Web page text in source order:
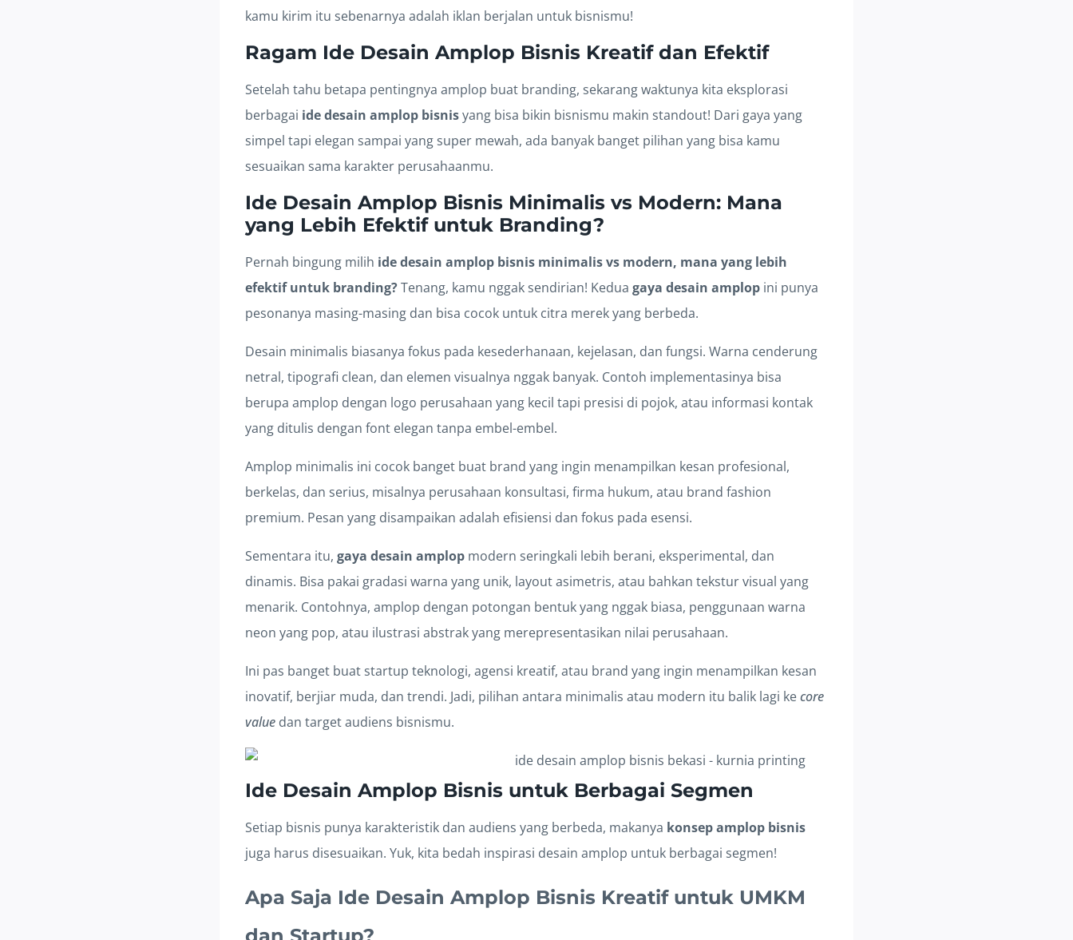
kamu kirim itu sebenarnya adalah iklan berjalan untuk bisnismu!
Ragam Ide Desain Amplop Bisnis Kreatif dan Efektif
Setelah tahu betapa pentingnya amplop buat branding, sekarang waktunya kita eksplorasi
berbagai ide desain amplop bisnisyang bisa bikin bisnismu makin standout! Dari gaya yang
simpel tapi elegan sampai yang super mewah, ada banyak banget pilihan yang bisa kamu
sesuaikan sama karakter perusahaanmu.
Ide Desain Amplop Bisnis Minimalis vs Modern: Mana
yang Lebih Efektif untuk Branding?
Pernah bingung milih ide desain amplop bisnis minimalis vs modern, mana yang lebih
efektif untuk branding?Tenang, kamu nggak sendirian! Kedua gaya desain amplop ini punya
pesonanya masing-masing dan bisa cocok untuk citra merek yang berbeda.
Desain minimalis biasanya fokus pada kesederhanaan, kejelasan, dan fungsi. Warna cenderung
netral, tipografi clean, dan elemen visualnya nggak banyak. Contoh implementasinya bisa
berupa amplop dengan logo perusahaan yang kecil tapi presisi di pojok, atau informasi kontak
yang ditulis dengan font elegan tanpa embel-embel.
Amplop minimalis ini cocok banget buat brand yang ingin menampilkan kesan profesional,
berkelas, dan serius, misalnya perusahaan konsultasi, firma hukum, atau brand fashion
premium. Pesan yang disampaikan adalah efisiensi dan fokus pada esensi.
Sementara itu, gaya desain amplop modern seringkali lebih berani, eksperimental, dan
dinamis. Bisa pakai gradasi warna yang unik, layout asimetris, atau bahkan tekstur visual yang
menarik. Contohnya, amplop dengan potongan bentuk yang nggak biasa, penggunaan warna
neon yang pop, atau ilustrasi abstrak yang merepresentasikan nilai perusahaan.
Ini pas banget buat startup teknologi, agensi kreatif, atau brand yang ingin menampilkan kesan
inovatif, berjiar muda, dan trendi. Jadi, pilihan antara minimalis atau modern itu balik lagi kecore
value dan target audiens bisnismu.
Ide Desain Amplop Bisnis untuk Berbagai Segmen
Setiap bisnis punya karakteristik dan audiens yang berbeda, makanya konsep amplop bisnis
juga harus disesuaikan. Yuk, kita bedah inspirasi desain amplop untuk berbagai segmen!
Apa Saja Ide Desain Amplop Bisnis Kreatif untuk UMKM